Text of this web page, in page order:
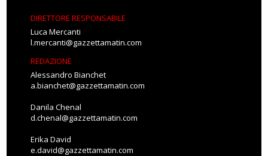
DIRETTORE RESPONSABILE
Luca Mercanti
l.mercanti@gazzettamatin.com
REDAZIONE
Alessandro Bianchet
a.bianchet@gazzettamatin.com
Danila Chenal
d.chenal@gazzettamatin.com
Erika David
e.david@gazzettamatin.com